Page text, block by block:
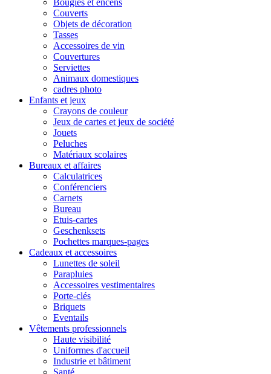
Couverts
Objets de décoration
Tasses
Accessoires de vin
Couvertures
Serviettes
Animaux domestiques
cadres photo
Enfants et jeux
Crayons de couleur
Jeux de cartes et jeux de société
Jouets
Peluches
Matériaux scolaires
Bureaux et affaires
Calculatrices
Conférenciers
Carnets
Bureau
Etuis-cartes
Geschenksets
Pochettes marques-pages
Cadeaux et accessoires
Lunettes de soleil
Parapluies
Accessoires vestimentaires
Porte-clés
Briquets
Eventails
Vêtements professionnels
Haute visibilité
Uniformes d'accueil
Industrie et bâtiment
Santé